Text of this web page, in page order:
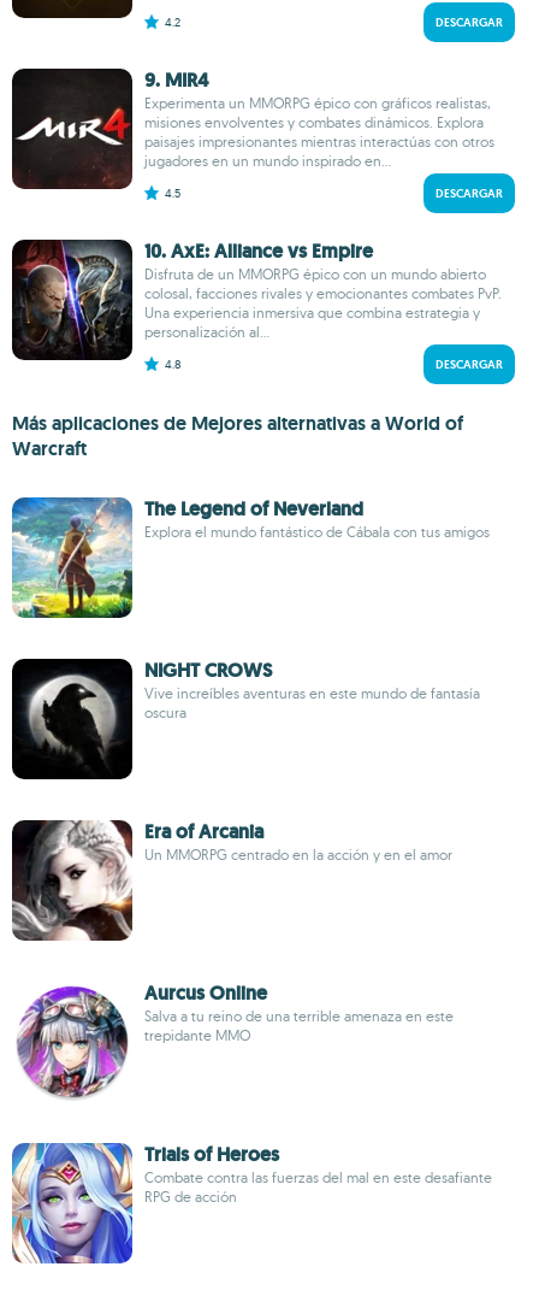
4.2 DESCARGAR
9. MIR4
Experimenta un MMORPG épico con gráficos realistas,
misiones envolventes y combates dinámicos. Explora
paisajes impresionantes mientras interactúas con otros
jugadores en un mundo inspirado en...
4.5 DESCARGAR
10. AxE: Alliance vs Empire
Disfruta de un MMORPG épico con un mundo abierto
colosal, facciones rivales y emocionantes combates PvP.
Una experiencia inmersiva que combina estrategia y
personalización al...
4.8 DESCARGAR
Más aplicaciones de Mejores alternativas a World of
Warcraft
The Legend of Neverland
Explora el mundo fantástico de Cábala con tus amigos
NIGHT CROWS
Vive increíbles aventuras en este mundo de fantasía
oscura
Era of Arcania
Un MMORPG centrado en la acción y en el amor
Aurcus Online
Salva a tu reino de una terrible amenaza en este
trepidante MMO
Trials of Heroes
Combate contra las fuerzas del mal en este desafiante
RPG de acción